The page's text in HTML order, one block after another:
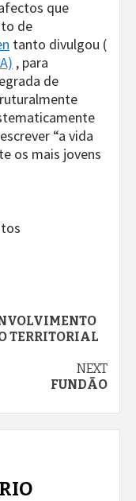
que
de
tanto divulgou (
, para
de
“a vida
os mais jovens
TERRITORIAL
NEXT
FUNDÃO